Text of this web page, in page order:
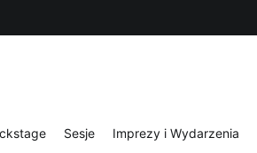
Sesje Imprezy i Wydarzenia